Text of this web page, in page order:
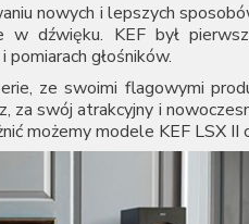
nowych i lepszych
w dźwięku. KEF był
głośników.
ze swoimi flagowymi
swój atrakcyjny i
możemy modele KEF LSX II